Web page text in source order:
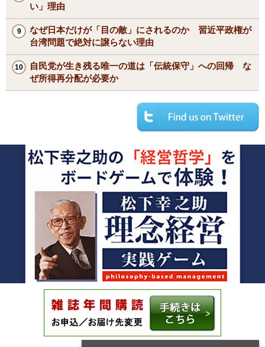
い」理由
なぜ日本だけが「目の敵」にされるのか 習近平政権が
台湾問題で絶対に譲らない理由
自民党が生き残る唯一の道は「伝統保守」への回帰 な
ぜ所得再分配が必要か